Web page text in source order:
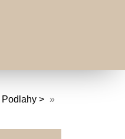
Podlahy
»